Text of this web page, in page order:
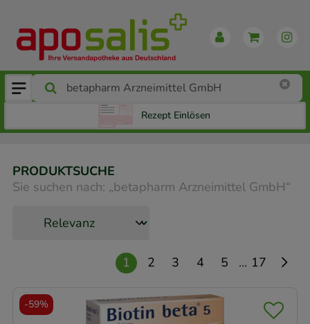
Rezept Einlösen
PRODUKTSUCHE
Sie suchen nach: „betapharm Arzneimittel GmbH“
1 2 3 4 5 ... 17
-59%